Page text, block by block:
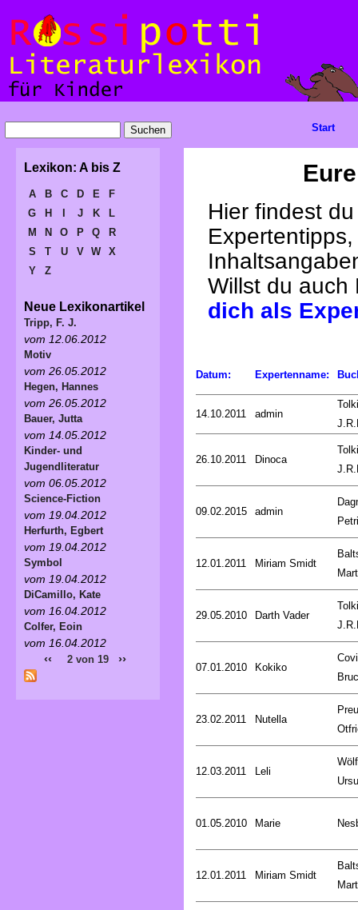
Hier findest
Willst du
dich als
Datum: Expertenname:
14.10.2011 admin
26.10.2011 Dinoca
09.02.2015 admin
12.01.2011 Miriam Smidt
29.05.2010 Darth Vader
07.01.2010 Kokiko
23.02.2011 Nutella
12.03.2011 Leli
01.05.2010 Marie
12.01.2011 Miriam Smidt
Start
Lexikon: A bis Z
A B C D E
F
G
H J K
L
M
N O P Q
R
S
T U V W
X
Y
Z
Neue Lexikonartikel
Tripp, F. J.
vom 12.06.2012
Motiv
vom 26.05.2012
Hegen, Hannes
vom 26.05.2012
Bauer, Jutta
vom 14.05.2012
Kinder- und
Jugendliteratur
vom 06.05.2012
Science-Fiction
vom 19.04.2012
Herfurth, Egbert
vom 19.04.2012
Symbol
vom 19.04.2012
DiCamillo, Kate
vom 16.04.2012
Colfer, Eoin
vom 16.04.2012
‹‹ 2 von 19 ››